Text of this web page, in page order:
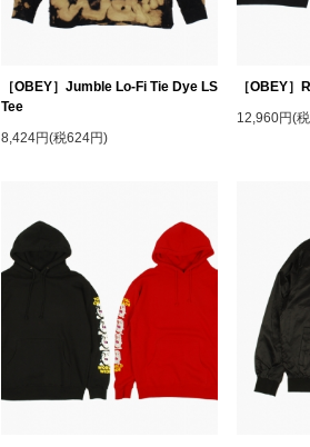
［OBEY］Jumble Lo-Fi Tie Dye LS
Tee
8,424円(税624円)
［OBEY
12,960円(